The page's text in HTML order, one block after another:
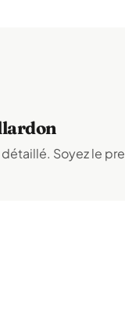
Soyez le